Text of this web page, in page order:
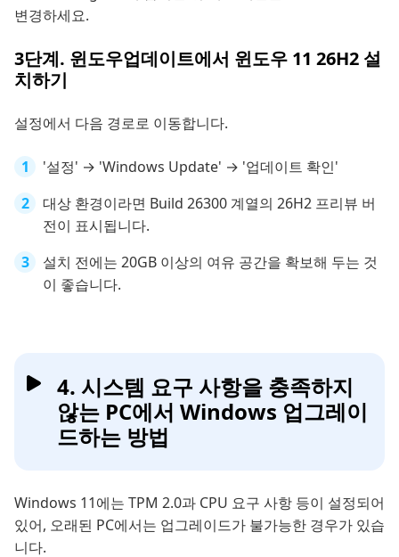
변경하세요.
3단계. 윈도우업데이트에서 윈도우 11 26H2 설
치하기
설정에서 다음 경로로 이동합니다.
'설정' → 'Windows Update' → '업데이트 확인'
대상 환경이라면 Build 26300 계열의 26H2 프리뷰 버
전이 표시됩니다.
설치 전에는 20GB 이상의 여유 공간을 확보해 두는 것
이 좋습니다.
4. 시스템 요구 사항을 충족하지
않는 PC에서 Windows 업그레이
드하는 방법
Windows 11에는 TPM 2.0과 CPU 요구 사항 등이 설정되어
있어, 오래된 PC에서는 업그레이드가 불가능한 경우가 있습
니다.